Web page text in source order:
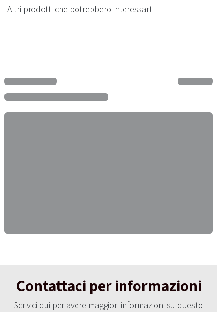
Altri prodotti che potrebbero interessarti
Contattaci per informazioni
Scrivici qui per avere maggiori informazioni su questo